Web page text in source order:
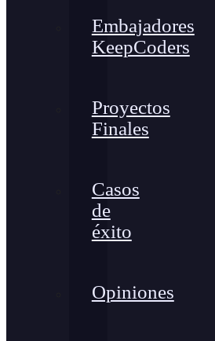
Embajadores
KeepCoders
Proyectos
Finales
Casos
de
éxito
Opiniones